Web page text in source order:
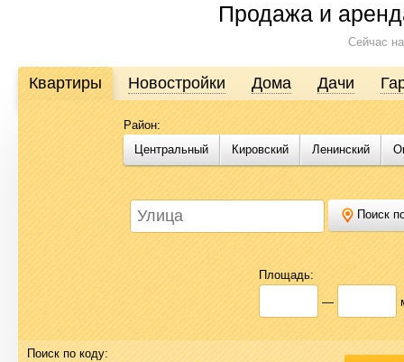
Продажа и
Сейчас
Продажа и аренда недвижимости в Омске
Likado.ru – сайт актуальных и достоверных объявлений по
или купить квартиру, найти землю под строительство,
Likado.ru, чтобы сэкономить время и силы в поисках нужного
Квартиры Новостройки Дома Дачи
Район:
Центральный
Кировский Ленинский
Поиск
Площадь:
—
Поиск по коду: